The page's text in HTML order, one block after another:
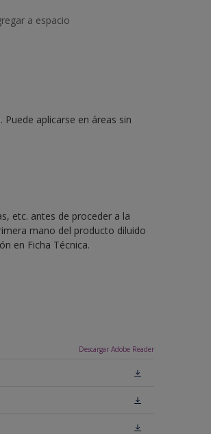
a espacio
aplicarse en áreas sin
etc. antes de proceder a la
mano del producto diluido
en Ficha Técnica.
Descargar Adobe Reader